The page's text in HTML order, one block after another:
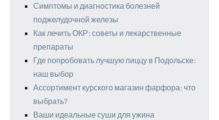
Симптомы и диагностика болезней
поджелудочной железы
Как лечить ОКР: советы и лекарственные
препараты
Где попробовать лучшую пиццу в Подольске:
наш выбор
Ассортимент курского магазин фарфора: что
выбрать?
Ваши идеальные суши для ужина